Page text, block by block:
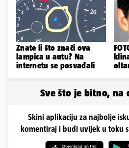
Znate li što znači ova
lampica u autu? Na
internetu se posvađali
Sve što je bitno, na
Skini aplikaciju za najbolje
komentiraj i budi uvijek u toku